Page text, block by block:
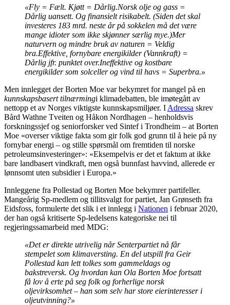
«Fly = Fælt. Kjøtt = Dårlig.Norsk olje og gass =
Dårlig uansett. Og finansielt risikabelt. (Siden det skal
investeres 183 mrd. neste år på sokkelen må det være
mange idioter som ikke skjønner særlig mye.)Mer
naturvern og mindre bruk av naturen = Veldig
bra.Effektive, fornybare energikilder (Vannkraft) =
Dårlig jfr. punktet over.Ineffektive og kostbare
energikilder som solceller og vind til havs = Superbra.»
Men innlegget der Borten Moe var bekymret for mangel på en
kunnskapsbasert tilnærmingi klimadebatten, ble imøtegått av
nettopp et av Norges viktigste kunnskapsmiljøer. I Adressa skrev
Bård Wathne Tveiten og Håkon Nordhagen – henholdsvis
forskningssjef og seniorforsker ved Sintef i Trondheim – at Borten
Moe «overser viktige fakta som gir folk god grunn til å heie på ny
fornybar energi – og stille spørsmål om fremtiden til norske
petroleumsinvesteringer»: «Eksempelvis er det et faktum at ikke
bare landbasert vindkraft, men også bunnfast havvind, allerede er
lønnsomt uten subsidier i Europa.»
Innleggene fra Pollestad og Borten Moe bekymrer partifeller.
Mangeårig Sp-medlem og tillitsvalgt for partiet, Jan Grønseth fra
Eidsfoss, formulerte det slik i et innlegg i Nationen i februar 2020,
der han også kritiserte Sp-ledelsens kategoriske nei til
regjeringssamarbeid med MDG:
«Det er direkte utrivelig når Senterpartiet nå får
stempelet som klimaversting. En del utspill fra Geir
Pollestad kan lett tolkes som gammeldags og
bakstreversk. Og hvordan kan Ola Borten Moe fortsatt
få lov å erte på seg folk og forherlige norsk
oljevirksomhet – han som selv har store eierinteresser i
oljeutvinning?»